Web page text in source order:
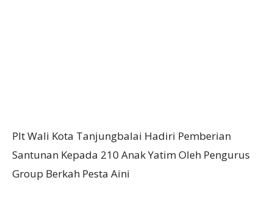
Plt Wali Kota Tanjungbalai Hadiri Pemberian
Santunan Kepada 210 Anak Yatim Oleh Pengurus
Group Berkah Pesta Aini